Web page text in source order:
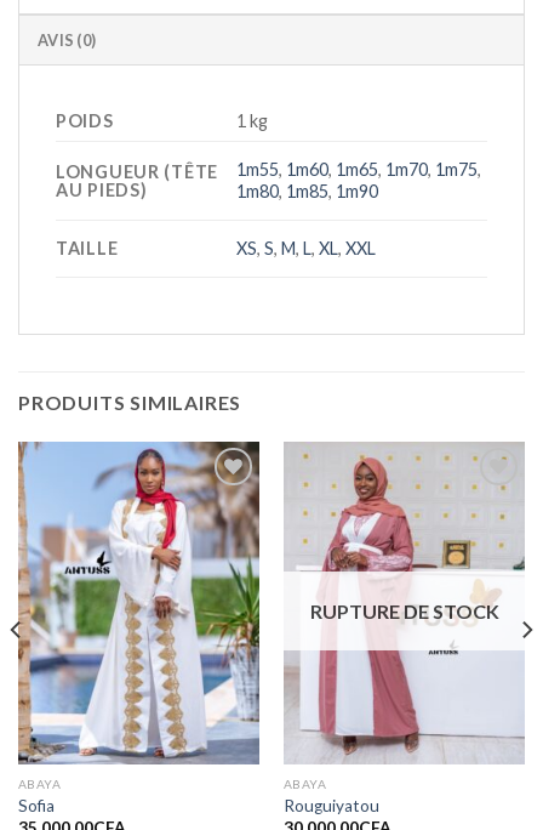
AVIS (0)
POIDS 1 kg
LONGUEUR (TÊTE
AU PIEDS)
1m55, 1m60, 1m65, 1m70, 1m75,
1m80, 1m85, 1m90
TAILLE XS,S, M, L,XL,XXL
PRODUITS SIMILAIRES
Ajouter
à la liste
de
souhaits
ABAYA
Sofia
Ajouter
à la liste
souhaits
RUPTURE DE STOCK
ABAYA
Rouguiyatou